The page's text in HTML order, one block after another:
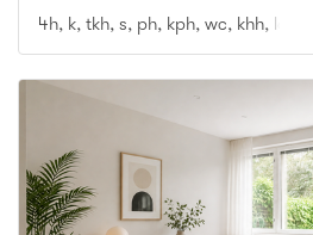
4h, k, tkh, s, ph, kph, wc, khh,